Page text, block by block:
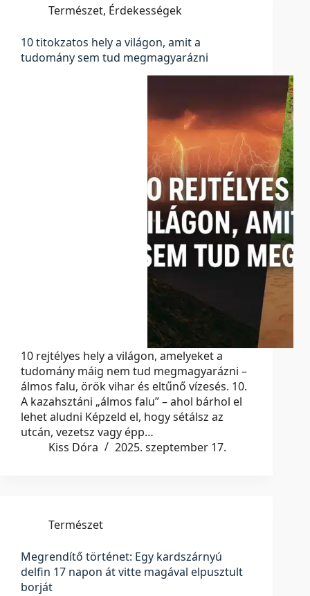
Természet, Érdekességek
10 titokzatos hely a világon, amit a
tudomány sem tud megmagyarázni
10 rejtélyes hely a világon, amelyeket a
tudomány máig nem tud megmagyarázni –
álmos falu, örök vihar és eltűnő vízesés. 10.
A kazahsztáni „álmos falu” – ahol bárhol el
lehet aludni Képzeld el, hogy sétálsz az
utcán, vezetsz vagy épp…
Kiss Dóra
2025. szeptember 17.
Természet
Megrendítő történet: Egy kardszárnyú
delfin 17 napon át vitte magával elpusztult
borját